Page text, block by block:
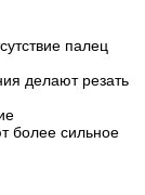
палец
делают резать
более сильное